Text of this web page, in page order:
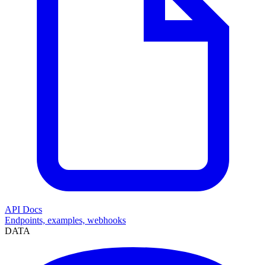
API Docs
Endpoints, examples, webhooks
DATA